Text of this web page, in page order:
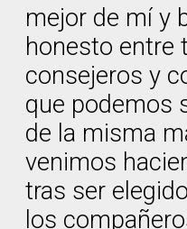
mejor de mí y
honesto entre
consejeros y
que podemos
de la misma
venimos
tras ser
los